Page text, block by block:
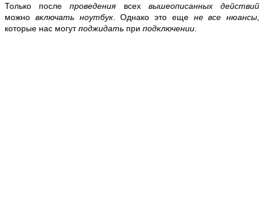
Только послепроведения всех вышеописанных действий
можно включать ноутбук. Однако это еще не все нюансы
которые нас могутподжидать при подключении